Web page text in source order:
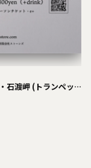
石渡岬 (トランペッ
ユーフォニウム / ト